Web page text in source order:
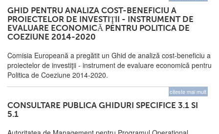
GHID PENTRU ANALIZA COST-BENEFICIU A
PROIECTELOR DE INVESTIŢII - INSTRUMENT DE
EVALUARE ECONOMICĂ PENTRU POLITICA DE
COEZIUNE 2014-2020
Comisia Europeană a pregătit un Ghid de analiză cost-beneficiu a
proiectelor de investiţii - instrument de evaluare economică pentru
Politica de Coeziune 2014-2020.
citeste mai mult
CONSULTARE PUBLICA GHIDURI SPECIFICE 3.1 SI
5.1